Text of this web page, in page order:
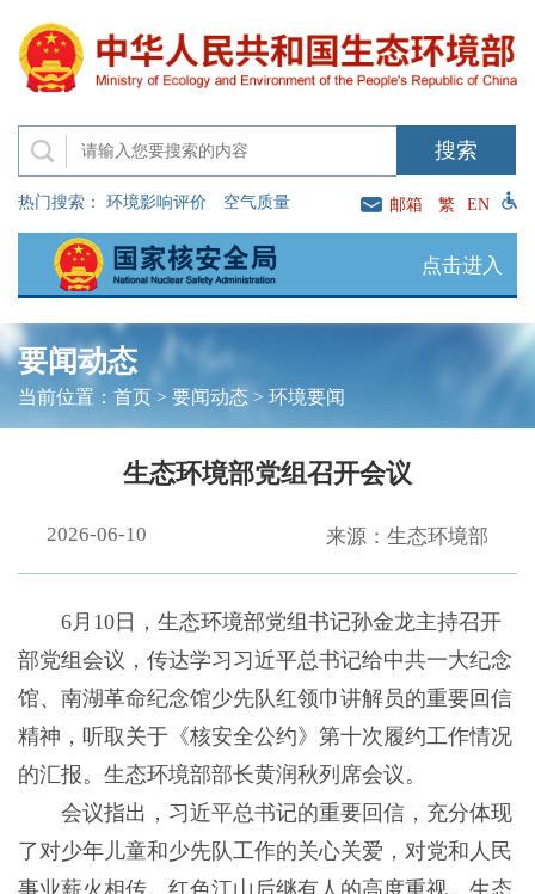
热门搜索： 环境影响评价 空气质量 邮箱 繁 EN
点击进入
要闻动态
当前位置： 首页> 要闻动态 > 环境要闻
生态环境部党组召开会议
2026-06-10 来源：生态环境部
6月10日，生态环境部党组书记孙金龙主持召开
部党组会议，传达学习习近平总书记给中共一大纪念
馆、南湖革命纪念馆少先队红领巾讲解员的重要回信
精神，听取关于《核安全公约》第十次履约工作情况
的汇报。生态环境部部长黄润秋列席会议。
会议指出，习近平总书记的重要回信，充分体现
了对少年儿童和少先队工作的关心关爱，对党和人民